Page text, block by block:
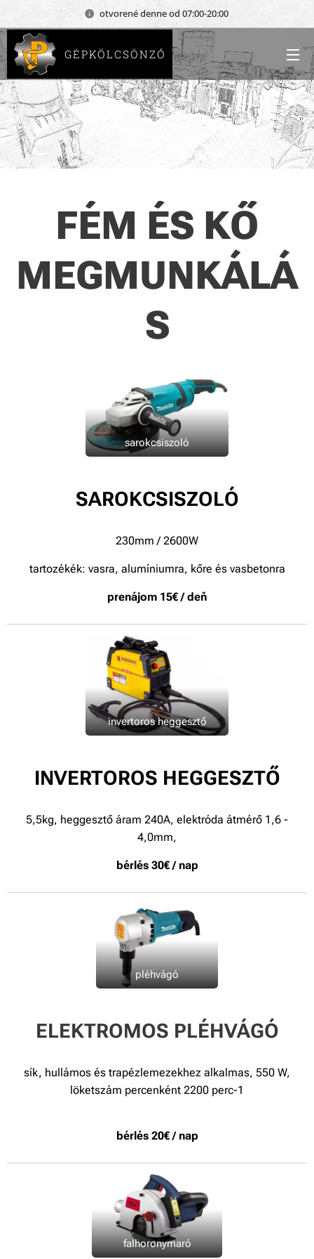
otvorené denne od 07:00-20:00
GÉPKÖLCSÖNZŐ
FÉM ÉS KŐ
MEGMUNKÁLÁ
S
sarokcsiszoló
SAROKCSISZOLÓ
230mm / 2600W
tartozékék: vasra, alumíniumra, kőre és vasbetonra
prenájom 15€ / deň
invertoros heggesztő
INVERTOROS HEGGESZTŐ
5,5kg, heggesztő áram 240A, elektróda átmérő 1,6 -
4,0mm,
bérlés 30€ / nap
pléhvágó
ELEKTROMOS PLÉHVÁGÓ
sík, hullámos és trapézlemezekhez alkalmas, 550 W,
löketszám percenként 2200 perc-1
bérlés 20€ / nap
falhoronymaró